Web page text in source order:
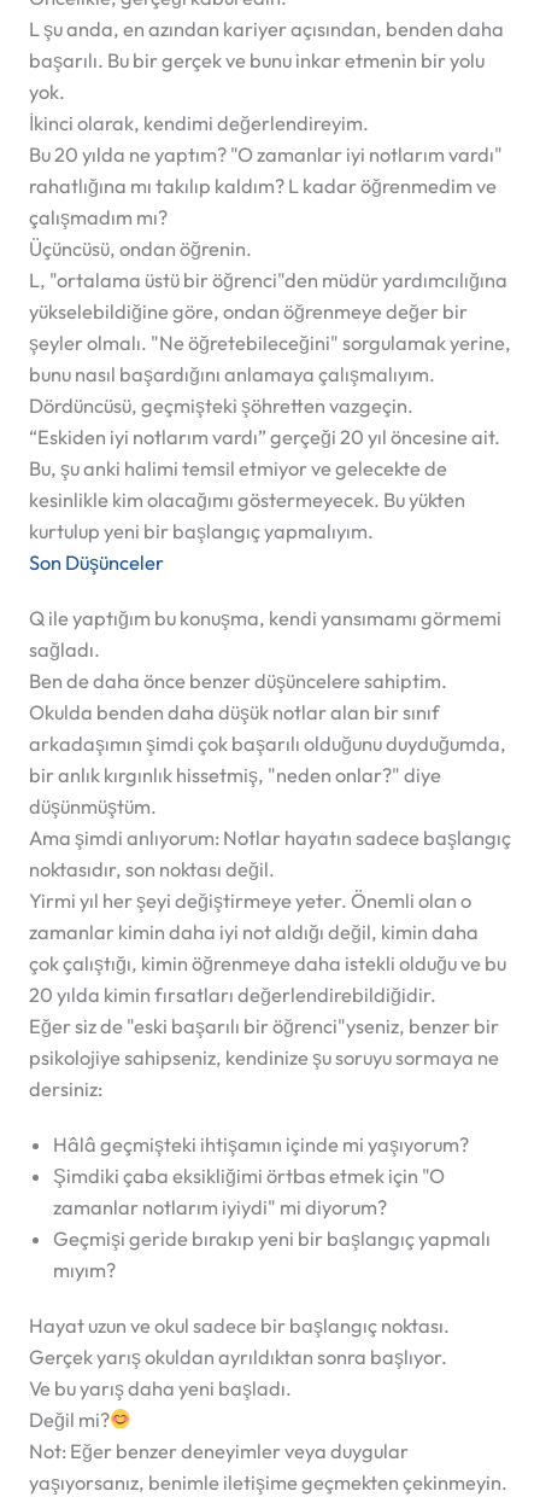
L şu anda, en azından kariyer açısından, benden daha
başarılı. Bu bir gerçek ve bunu inkar etmenin bir yolu
yok.
İkinci olarak, kendimi değerlendireyim.
Bu 20 yılda ne yaptım? "O zamanlar iyi notlarım vardı"
rahatlığına mı takılıp kaldım? L kadar öğrenmedim ve
çalışmadım mı?
Üçüncüsü, ondan öğrenin.
L, "ortalama üstü bir öğrenci"den müdür yardımcılığına
yükselebildiğine göre, ondan öğrenmeye değer bir
şeyler olmalı. "Ne öğretebileceğini" sorgulamak yerine,
bunu nasıl başardığını anlamaya çalışmalıyım.
Dördüncüsü, geçmişteki şöhretten vazgeçin.
“Eskiden iyi notlarım vardı” gerçeği 20 yıl öncesine ait.
Bu, şu anki halimi temsil etmiyor ve gelecekte de
kesinlikle kim olacağımı göstermeyecek. Bu yükten
kurtulup yeni bir başlangıç yapmalıyım.
Son Düşünceler
Q ile yaptığım bu konuşma, kendi yansımamı görmemi
sağladı.
Ben de daha önce benzer düşüncelere sahiptim.
Okulda benden daha düşük notlar alan bir sınıf
arkadaşımın şimdi çok başarılı olduğunu duyduğumda,
bir anlık kırgınlık hissetmiş, "neden onlar?" diye
düşünmüştüm.
Ama şimdi anlıyorum: Notlar hayatın sadece başlangıç
noktasıdır, son noktası değil.
Yirmi yıl her şeyi değiştirmeye yeter. Önemli olan o
zamanlar kimin daha iyi not aldığı değil, kimin daha
çok çalıştığı, kimin öğrenmeye daha istekli olduğu ve bu
20 yılda kimin fırsatları değerlendirebildiğidir.
Eğer siz de "eski başarılı bir öğrenci"yseniz, benzer bir
psikolojiye sahipseniz, kendinize şu soruyu sormaya ne
dersiniz:
Hâlâ geçmişteki ihtişamın içinde mi yaşıyorum?
Şimdiki çaba eksikliğimi örtbas etmek için "O
zamanlar notlarım iyiydi" mi diyorum?
Geçmişi geride bırakıp yeni bir başlangıç yapmalı
mıyım?
Hayat uzun ve okul sadece bir başlangıç noktası.
Gerçek yarış okuldan ayrıldıktan sonra başlıyor.
Ve bu yarış daha yeni başladı.
Değil mi?
Not: Eğer benzer deneyimler veya duygular
yaşıyorsanız, benimle iletişime geçmekten çekinmeyin.